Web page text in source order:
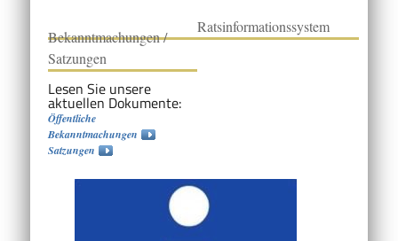
Bekanntmachungen /
Satzungen
Lesen Sie unsere
aktuellen Dokumente:
Öffentliche
Bekanntmachungen
Satzungen
Ratsinformationssystem